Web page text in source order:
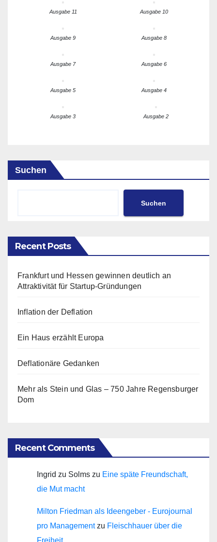
Ausgabe 11 Ausgabe 10
Ausgabe 9 Ausgabe 8
Ausgabe 7 Ausgabe 6
Ausgabe 5 Ausgabe 4
Ausgabe 3 Ausgabe 2
Suchen
Suchen
Recent Posts
Frankfurt und Hessen gewinnen deutlich an
Attraktivität für Startup-Gründungen
Inflation der Deflation
Ein Haus erzählt Europa
Deflationäre Gedanken
Mehr als Stein und Glas – 750 Jahre Regensburger
Dom
Recent Comments
Ingrid zu Solms zu Eine späte Freundschaft,
die Mut macht
Milton Friedman als Ideengeber - Eurojournal
pro Managementzu Fleischhauer über die